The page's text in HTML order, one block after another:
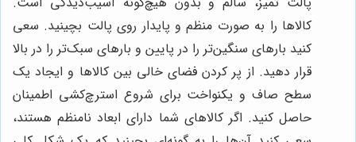
کالاها را به صورت منظم و پایدار روی پالت بچینید. سعی
کنید بارهای سنگین‌تر را در پایین و بارهای سبک‌تر را در بالا
قرار دهید. از پر کردن فضای خالی بین کالاها و ایجاد یک
سطح صاف و یکنواخت برای شروع استرچ‌کشی اطمینان
حاصل کنید. اگر کالاهای شما دارای ابعاد نامنظم هستند،